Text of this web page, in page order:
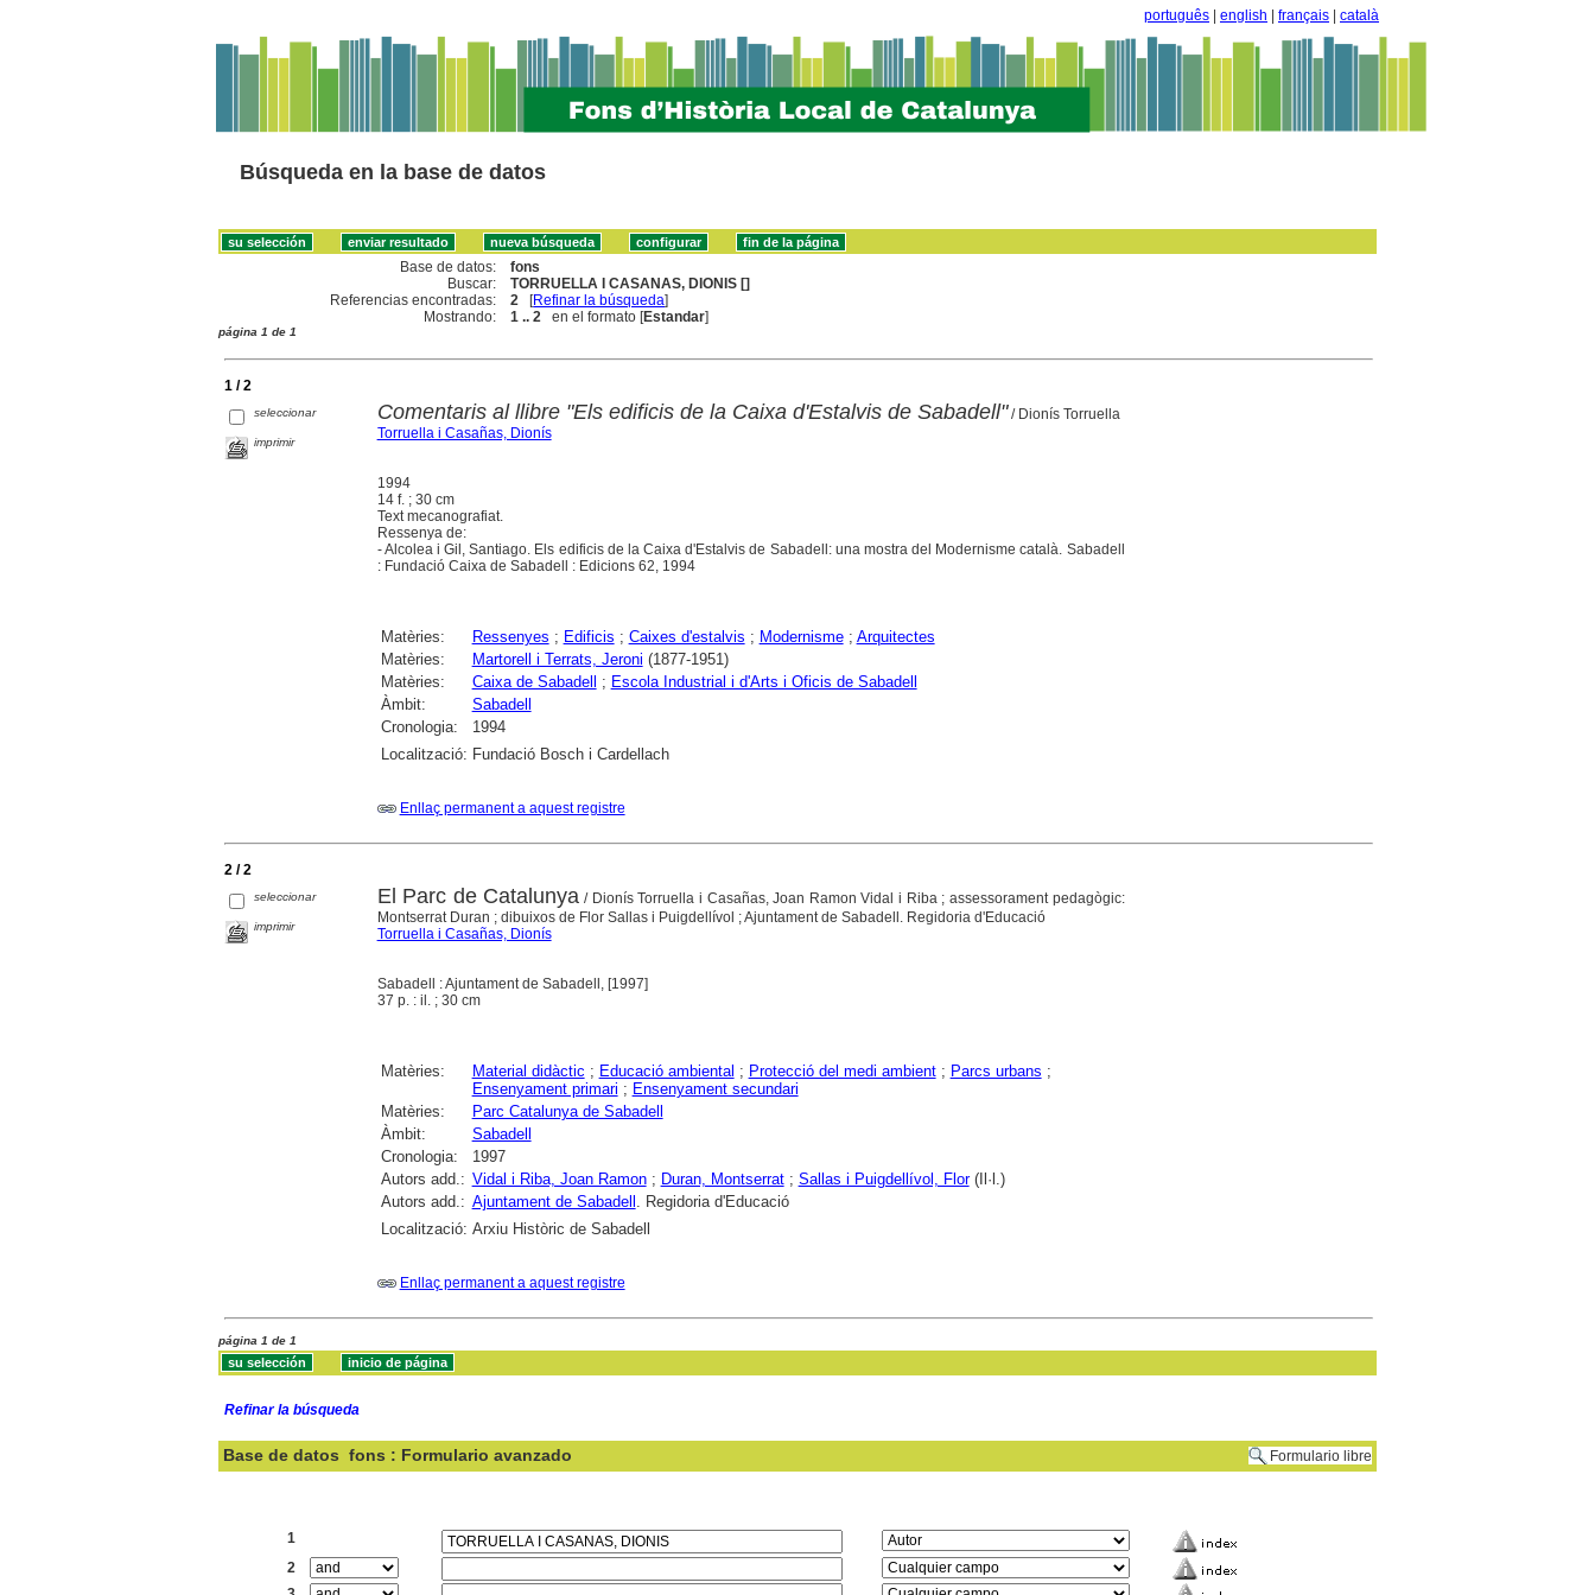
português english français català
Búsqueda en la base de datos
Base de datos:
fons
Buscar:
TORRUELLA I CASANAS, DIONIS []
Referencias encontradas:
2 [Refinar la búsqueda]
Mostrando:
1 .. 2 en el formato [Estandar]
página 1 de 1
1 / 2
seleccionar
imprimir
Comentaris al llibre "Els edificis de la Caixa d'Estalvis de Sabadell"/ Dionís Torruella
Torruella i Casañas, Dionís
1994
14 f. ; 30 cm
Text mecanografiat.
Ressenya de:
- Alcolea i Gil, Santiago. Els edificis de la Caixa d'Estalvis de Sabadell: una mostra del Modernisme català. Sabadell
: Fundació Caixa de Sabadell : Edicions 62, 1994
Matèries: Ressenyes ; Edificis ; Caixes d'estalvis ; Modernisme; Arquitectes
Matèries:
Martorell i Terrats, Jeroni (1877-1951)
Matèries:
Caixa de Sabadell ; Escola Industrial i d'Arts i Oficis de Sabadell
Àmbit:
Sabadell
Cronologia:
1994
Localització: Fundació Bosch i Cardellach
Enllaç permanent a aquest registre
2 / 2
seleccionar
imprimir
El Parc de Catalunya / Dionís Torruella i Casañas, Joan Ramon Vidal i Riba ; assessorament pedagògic:
Montserrat Duran ; dibuixos de Flor Sallas i Puigdellívol ; Ajuntament de Sabadell. Regidoria d'Educació
Torruella i Casañas, Dionís
Sabadell : Ajuntament de Sabadell, [1997]
37 p. : il. ; 30 cm
Matèries: Material didàctic ; Educació ambiental ; Protecció del medi ambient; Parcs urbans ;
Ensenyament primari ; Ensenyament secundari
Matèries:
Parc Catalunya de Sabadell
Àmbit:
Sabadell
Cronologia:
1997
Autors add.: Vidal i Riba, Joan Ramon; Duran, Montserrat; Sallas i Puigdellívol, Flor(Il·l.)
Autors add.: Ajuntament de Sabadell . Regidoria d'Educació
Localització: Arxiu Històric de Sabadell
Enllaç permanent a aquest registre
página 1 de 1
Refinar la búsqueda
Base de datos fons : Formulario avanzado Formulario libre
1
2